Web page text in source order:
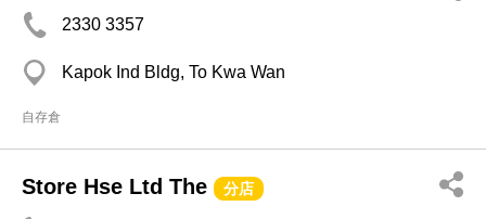
2330 3357
Kapok Ind Bldg, To Kwa Wan
自存倉
Store Hse Ltd The 分店